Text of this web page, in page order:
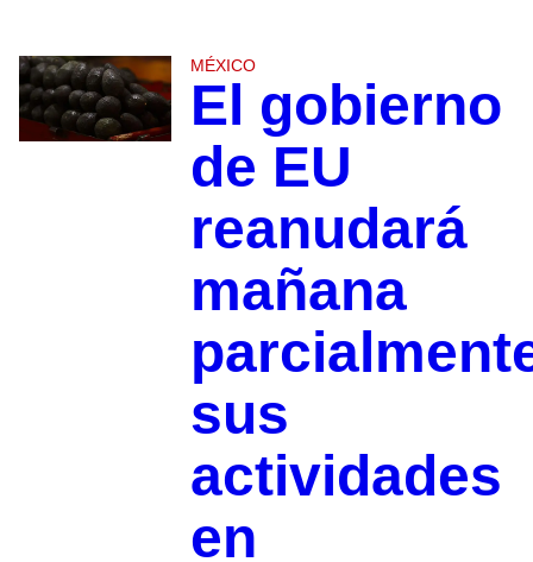
MÉXICO
El gobierno
de EU
reanudará
mañana
sus
actividades
en